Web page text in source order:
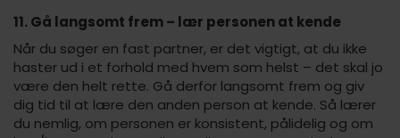
11. Gå langsomt frem – lær personen at kende
Når du søger en fast partner, er det vigtigt, at du ikke
haster ud i et forhold med hvem som helst – det skal jo
være den helt rette. Gå derfor langsomt frem og giv
dig tid til at lære den anden person at kende. Så lærer
du nemlig, om personen er konsistent, pålidelig og om